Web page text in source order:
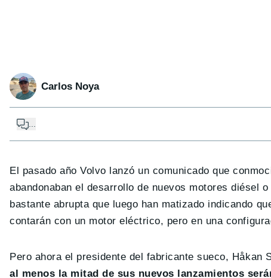
Carlos Noya
El pasado año Volvo lanzó un comunicado que
abandonaban el desarrollo de nuevos motores diésel
bastante abrupta que luego han matizado indicando
contarán con un motor eléctrico, pero en una
Pero ahora el presidente del fabricante sueco,
al menos la mitad de sus nuevos lanzamientos